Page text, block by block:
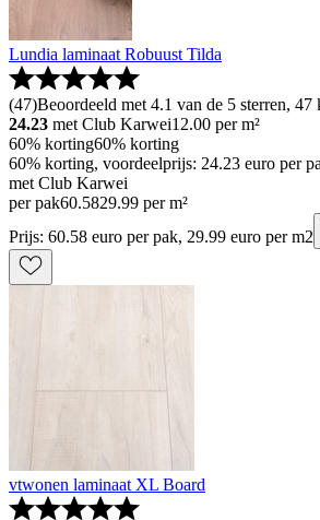
Lundia laminaat Robuust Tilda
(47)Beoordeeld met 4.1 van de 5 sterren, 47
24.23 met Club Karwei12.00 per m²
60% korting60% korting
60% korting, voordeelprijs: 24.23 euro per
met Club Karwei
per pak60.5829.99 per m²
Prijs: 60.58 euro per pak, 29.99 euro per m2
vtwonen laminaat XL Board